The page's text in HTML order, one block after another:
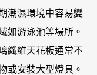
潮濕環境中容易變
如游泳池等場所。
纖維天花板通常不
或安裝大型燈具。